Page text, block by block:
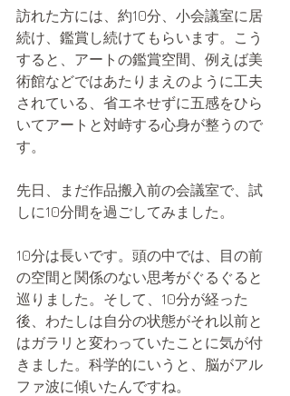
訪れた方には、約10分、小会議室に居
続け、鑑賞し続けてもらいます。こう
すると、アートの鑑賞空間、例えば美
術館などではあたりまえのように工夫
されている、省エネせずに五感をひら
いてアートと対峙する心身が整うので
す。
先日、まだ作品搬入前の会議室で、試
しに10分間を過ごしてみました。
10分は長いです。頭の中では、目の前
の空間と関係のない思考がぐるぐると
巡りました。そして、10分が経った
後、わたしは自分の状態がそれ以前と
はガラリと変わっていたことに気が付
きました。科学的にいうと、脳がアル
ファ波に傾いたんですね。